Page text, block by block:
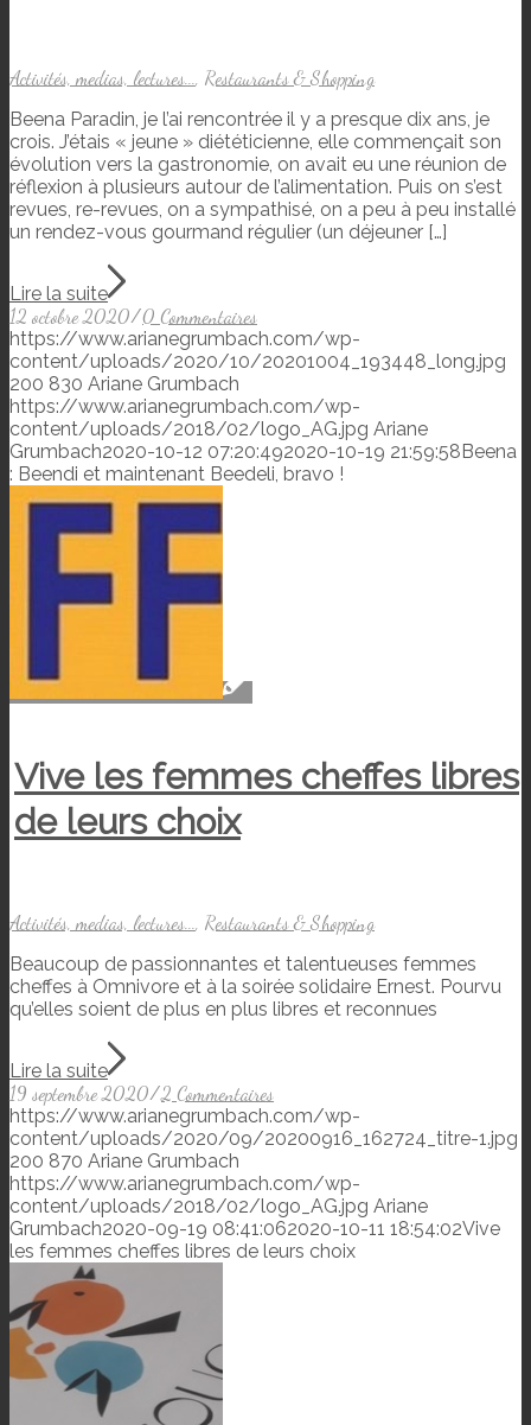
Activités, medias, lectures...
Restaurants & Shopping
Beena Paradin, je l’ai rencontrée il y a presque dix ans, je
crois. J’étais « jeune » diététicienne, elle commençait son
évolution vers la gastronomie, on avait eu une réunion de
réflexion à plusieurs autour de l’alimentation. Puis on s’est
revues, re-revues, on a sympathisé, on a peu à peu installé
un rendez-vous gourmand régulier (un déjeuner […]
Lire la suite
12 octobre 2020/0 Commentaires
https://www.arianegrumbach.com/wp-
content/uploads/2020/10/20201004_193448_long.jpg
200 830 Ariane Grumbach
https://www.arianegrumbach.com/wp-
content/uploads/2018/02/logo_AG.jpg Ariane
Grumbach2020-10-12 07:20:492020-10-19 21:59:58Beena
: Beendi et maintenant Beedeli, bravo !
Vive les femmes cheffes libres
de leurs choix
Activités, medias, lectures..., Restaurants & Shopping
Beaucoup de passionnantes et talentueuses femmes
cheffes à Omnivore et à la soirée solidaire Ernest. Pourvu
qu’elles soient de plus en plus libres et reconnues
Lire la suite
19 septembre 2020/2 Commentaires
https://www.arianegrumbach.com/wp-
content/uploads/2020/09/20200916_162724_titre-1.jpg
200 870 Ariane Grumbach
https://www.arianegrumbach.com/wp-
content/uploads/2018/02/logo_AG.jpg Ariane
Grumbach2020-09-19 08:41:062020-10-11 18:54:02Vive
les femmes cheffes libres de leurs choix